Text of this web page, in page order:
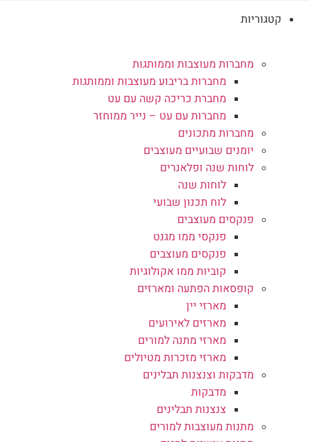
קטגוריות
מחברות מעוצבות וממותגות
מחברות בריבוע מעוצבות וממותגות
מחברת כריכה קשה עם עט
מחברות עם עט – נייר ממוחזר
מחברות מתכונים
יומנים שבועיים מעוצבים
לוחות שנה ופלאנרים
לוחות שנה
לוח תכנון שבועי
פנקסים מעוצבים
פנקסי ממו מגנט
פנקסים מעוצבים
קוביות ממו אקולוגיות
קופסאות הפתעה ומארזים
מארזי יין
מארזים לאירועים
מארזי מתנה למורים
מארזי מזכרות מטיולים
מדבקות וצנצנות תבלינים
מדבקות
צנצנות תבלינים
מתנות מעוצבות למורים